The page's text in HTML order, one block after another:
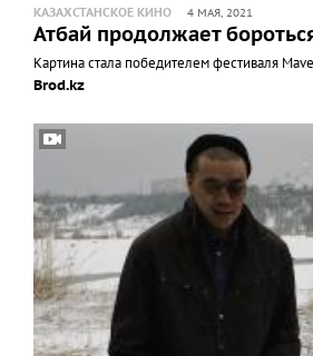
КАЗАХСТАНСКОЕ КИНО 4 МАЯ, 2021
Атбай продолжает
Картина стала победителем фестиваля
Brod.kz